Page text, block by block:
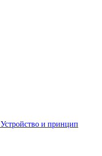
Устройство и принцип